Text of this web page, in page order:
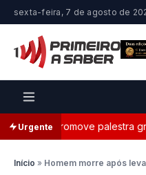
sexta-feira, 7 de agosto de
Urgente
Dança promove palestra
Início » Homem morre após